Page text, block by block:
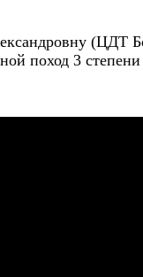
(ЦДТ
поход 3